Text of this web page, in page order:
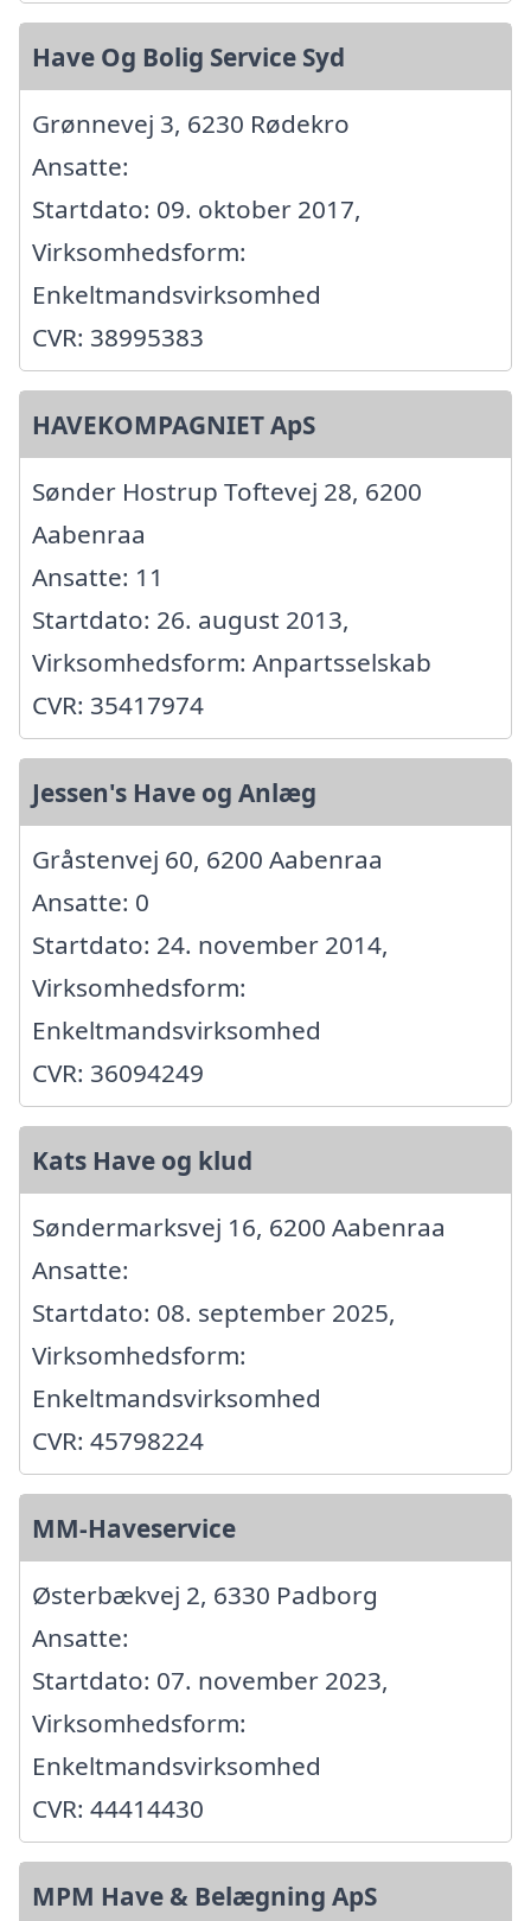
Have Og Bolig Service Syd
Grønnevej 3, 6230 Rødekro
Ansatte:
Startdato: 09. oktober 2017,
Virksomhedsform:
Enkeltmandsvirksomhed
CVR: 38995383
HAVEKOMPAGNIET ApS
Sønder Hostrup Toftevej 28, 6200
Aabenraa
Ansatte: 11
Startdato: 26. august 2013,
Virksomhedsform: Anpartsselskab
CVR: 35417974
Jessen's Have og Anlæg
Gråstenvej 60, 6200 Aabenraa
Ansatte: 0
Startdato: 24. november 2014,
Virksomhedsform:
Enkeltmandsvirksomhed
CVR: 36094249
Kats Have og klud
Søndermarksvej 16, 6200 Aabenraa
Ansatte:
Startdato: 08. september 2025,
Virksomhedsform:
Enkeltmandsvirksomhed
CVR: 45798224
MM-Haveservice
Østerbækvej 2, 6330 Padborg
Ansatte:
Startdato: 07. november 2023,
Virksomhedsform:
Enkeltmandsvirksomhed
CVR: 44414430
MPM Have & Belægning ApS